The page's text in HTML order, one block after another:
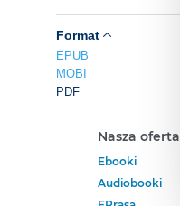
Format
EPUB
MOBI
PDF
Nasza oferta
Ebooki
Audiobooki